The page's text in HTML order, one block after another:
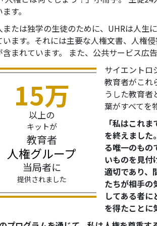
す。
または独学の生徒のために、UHRは人生
います。それには主要な人権文書、人権
含まれています。 また、公共サービス広
15万
以上の
キットが
教育者
人権グループ
当局者に
提供されました
サイエントロ
教育者がこれ
うした教育
葉がすべてを
「私はこれ
を終えました
る唯一のもの
いものを見付
適切であり、
たちが相手の
してある者に
を得たことに